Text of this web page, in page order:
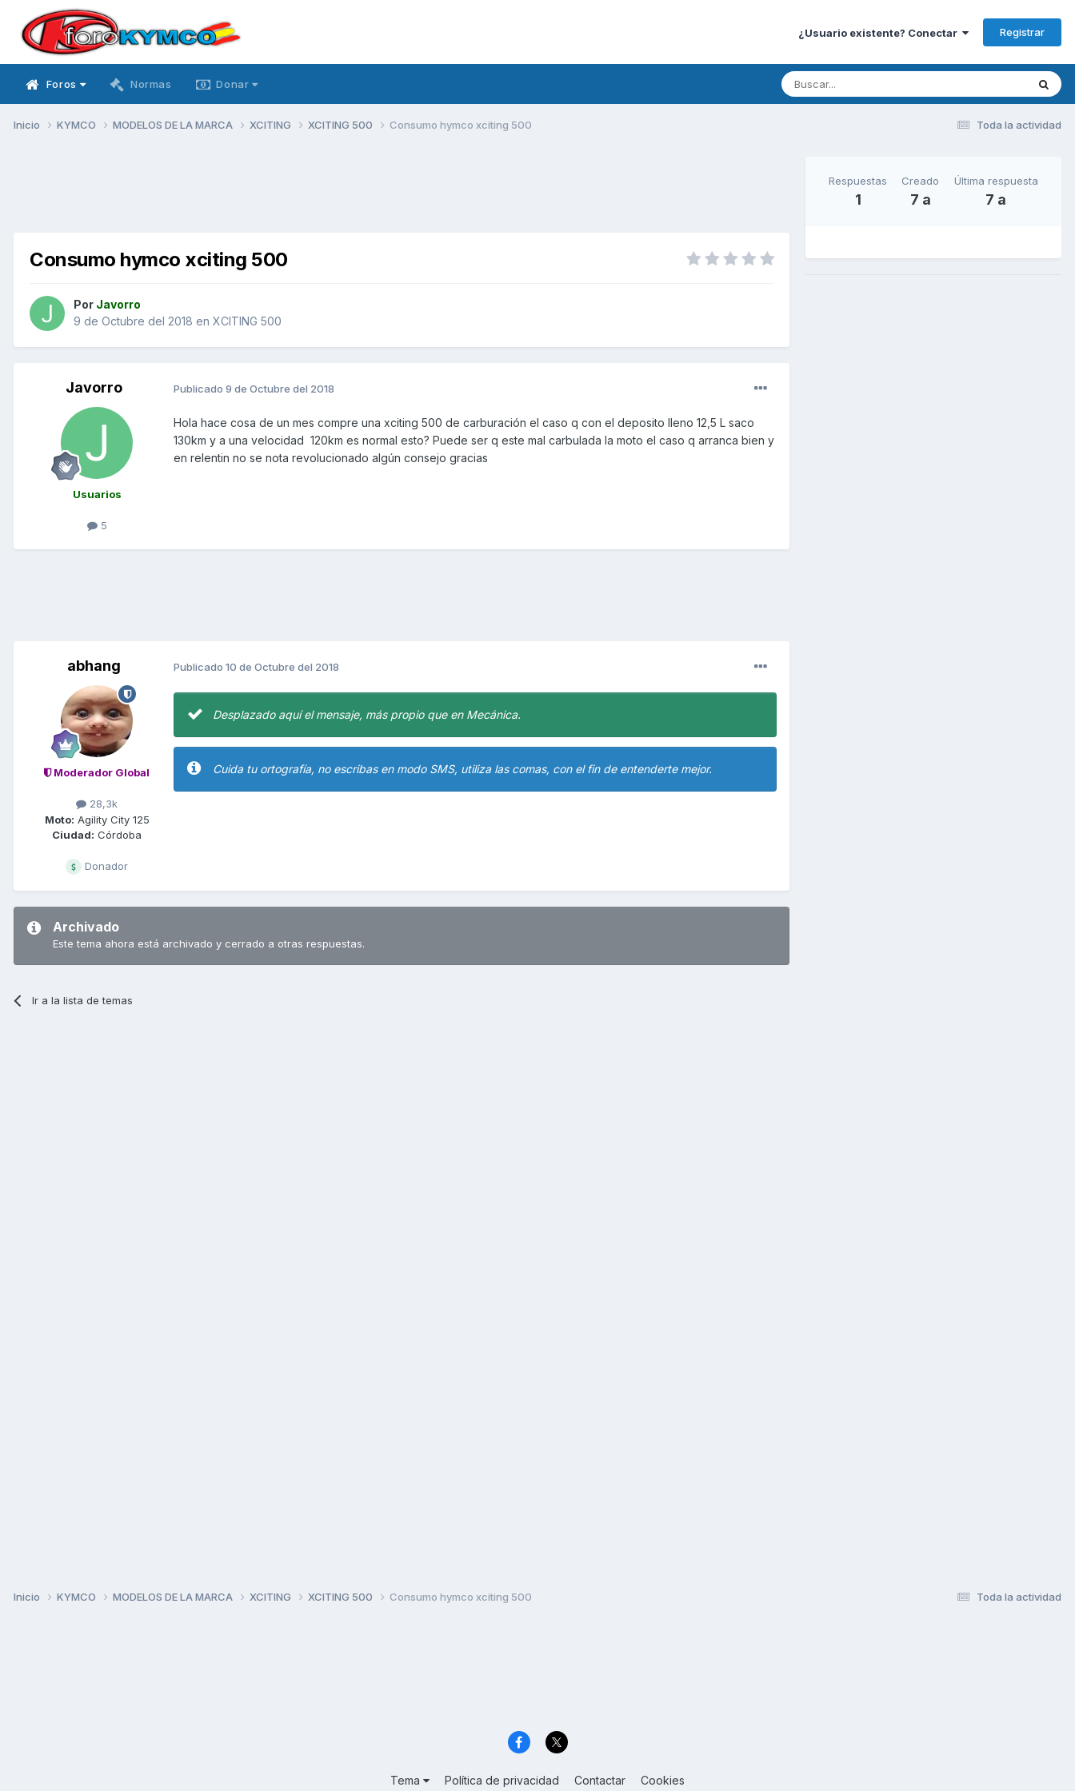
¿Usuario existente? Conectar Registrar
Foros Normas Donar
Toda la actividad
Inicio KYMCO MODELOS DE LA MARCA XCITING XCITING 500 Consumo hymco xciting 500
Consumo hymco xciting 500
Por Javorro
9 de Octubre del 2018 en XCITING 500
Javorro
Usuarios
5
Publicado 9 de Octubre del 2018
Hola hace cosa de un mes compre una xciting 500 de carburación el caso q con el deposito lleno 12,5 L saco
130km y a una velocidad 120km es normal esto? Puede ser q este mal carbulada la moto el caso q arranca bien y
en relentin no se nota revolucionado algún consejo gracias
abhang
Moderador Global
28,3k
Moto: Agility City 125
Ciudad: Córdoba
Donador
Publicado 10 de Octubre del 2018
Desplazado aquí el mensaje, más propio que en Mecánica.
Cuida tu ortografía, no escribas en modo SMS, utiliza las comas, con el fin de entenderte mejor.
Archivado
Este tema ahora está archivado y cerrado a otras respuestas.
Ir a la lista de temas
Respuestas
1
Creado
7 a
Última respuesta
7 a
Toda la actividad
Inicio KYMCO MODELOS DE LA MARCA XCITING XCITING 500 Consumo hymco xciting 500
Tema Política de privacidad Contactar Cookies